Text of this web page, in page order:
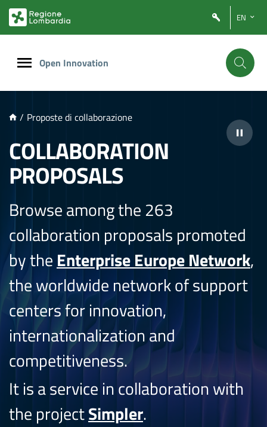
PRINCIPALE
EN
Open Innovation
/ Proposte di collaborazione
COLLABORATION
PROPOSALS
Browse among the 263
collaboration proposals promoted
by the Enterprise Europe Network,
the worldwide network of support
centers for innovation,
internationalization and
competitiveness.
It is a service in collaboration with
the projectSimpler.